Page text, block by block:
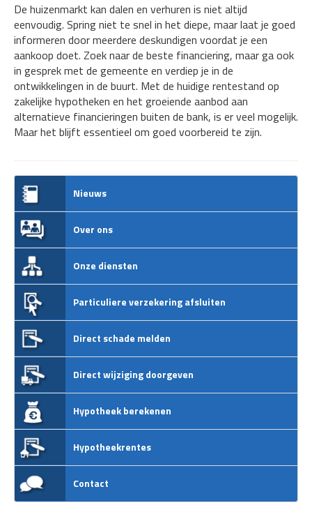
De huizenmarkt kan dalen en verhuren is niet altijd
eenvoudig. Spring niet te snel in het diepe, maar laat je goed
informeren door meerdere deskundigen voordat je een
aankoop doet. Zoek naar de beste financiering, maar ga ook
in gesprek met de gemeente en verdiep je in de
ontwikkelingen in de buurt. Met de huidige rentestand op
zakelijke hypotheken en het groeiende aanbod aan
alternatieve financieringen buiten de bank, is er veel mogelijk.
Maar het blijft essentieel om goed voorbereid te zijn.
Nieuws
Over ons
Onze diensten
Particuliere verzekering afsluiten
Direct schade melden
Direct wijziging doorgeven
Hypotheek berekenen
Hypotheekrentes
Contact